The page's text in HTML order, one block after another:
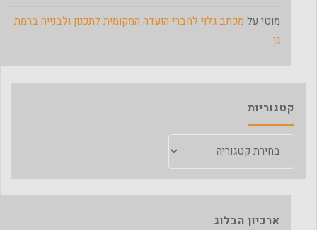
מוטי על מכתב גלוי לחברי הועדה המקומית לתכנון ולבנייה ברמת
גן
קטגוריות
ארכיון הבלוג